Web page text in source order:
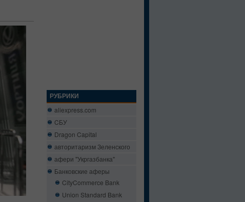
РУБРИКИ
aliexpress.com
CБУ
Dragon Capital
авторитаризм Зеленского
афери "Укргазбанка"
Банковские аферы
CityCommerce Bank
Union Standard Bank